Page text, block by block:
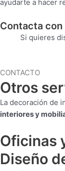
ayudarte a hacer
Contacta
Si quieres
CONTACTO
Otros
La decoración de
interiores y
Oficinas
Diseño